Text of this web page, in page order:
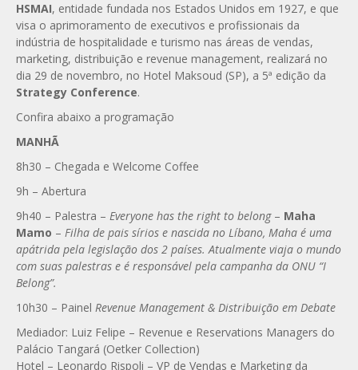
HSMAI, entidade fundada nos Estados Unidos em 1927, e que
visa o aprimoramento de executivos e profissionais da
indústria de hospitalidade e turismo nas áreas de vendas,
marketing, distribuição e revenue management, realizará no
dia 29 de novembro, no Hotel Maksoud (SP), a 5ª edição da
Strategy Conference.
Confira abaixo a programação
MANHÃ
8h30 – Chegada e Welcome Coffee
9h – Abertura
9h40 – Palestra – Everyone has the right to belong – Maha
Mamo – Filha de pais sírios e nascida no Líbano, Maha é uma
apátrida pela legislação dos 2 países. Atualmente viaja o mundo
com suas palestras e é responsável pela campanha da ONU “I
Belong”.
10h30 – Painel Revenue Management & Distribuição em Debate
Mediador: Luiz Felipe – Revenue e Reservations Managers do
Palácio Tangará (Oetker Collection)
Hotel – Leonardo Rispoli – VP de Vendas e Marketing da